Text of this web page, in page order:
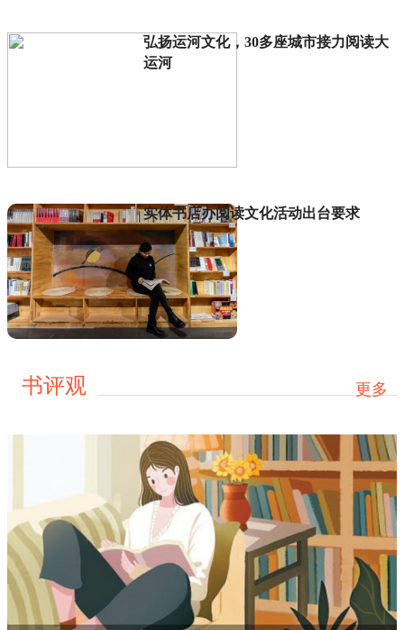
弘扬运河文化，30多座城市接力阅读大
运河
实体书店办阅读文化活动出台要求
书评观 更多